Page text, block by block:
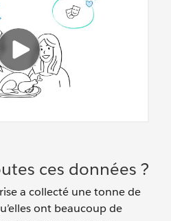
ces données ?
a collecté une tonne de
ont beaucoup de